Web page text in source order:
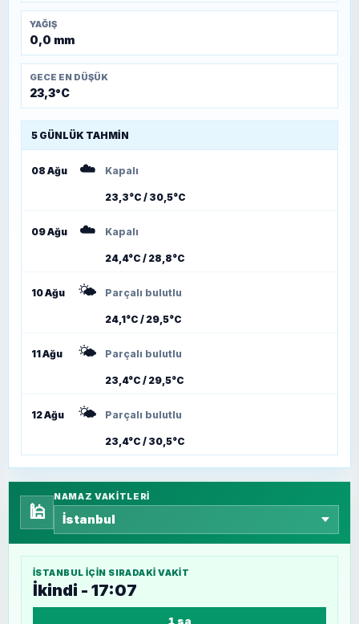
YAĞIŞ
0,0 mm
GECE EN DÜŞÜK
23,3°C
5 GÜNLÜK TAHMIN
08 Ağu ☁️ Kapalı
23,3°C / 30,5°C
09 Ağu ☁️ Kapalı
24,4°C / 28,8°C
10 Ağu 🌤️ Parçalı bulutlu
24,1°C / 29,5°C
11 Ağu 🌤️ Parçalı bulutlu
23,4°C / 29,5°C
12 Ağu 🌤️ Parçalı bulutlu
23,4°C / 30,5°C
🕌
NAMAZ VAKITLERI
İSTANBUL IÇIN SIRADAKI VAKIT
İkindi - 17:07
1 sa